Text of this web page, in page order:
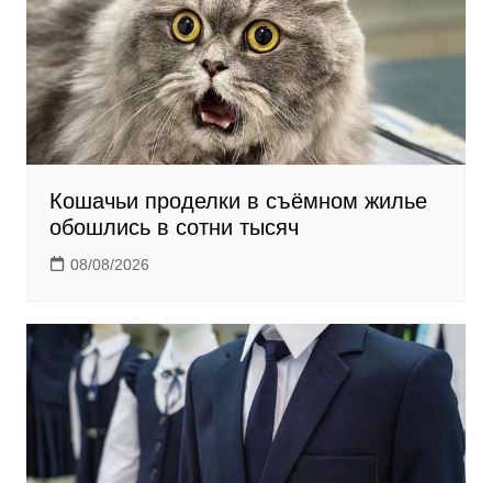
i
Кошачьи проделки в съёмном жилье
обошлись в сотни тысяч
08/08/2026